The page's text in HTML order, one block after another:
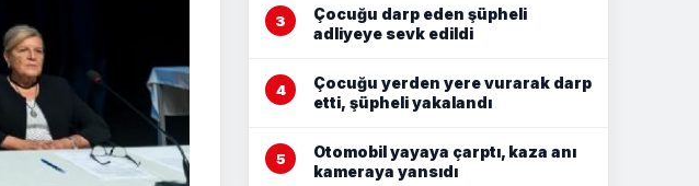
Çocuğu darp eden şüpheli
adliyeye sevk edildi
Çocuğu yerden yere vurarak darp
etti, şüpheli yakalandı
Otomobil yayaya çarptı, kaza anı
kameraya yansıdı